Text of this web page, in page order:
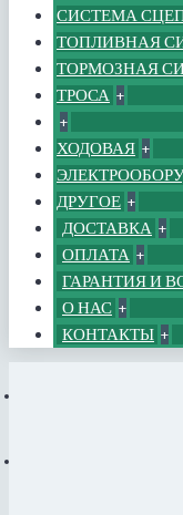
СИСТЕМА
ТОПЛИВНАЯ
ТОРМОЗНАЯ
ТРОСА +
+
ХОДОВАЯ +
ДРУГОЕ +
ДОСТАВКА +
ОПЛАТА +
ГАРАНТИЯ И
О НАС +
КОНТАКТЫ +